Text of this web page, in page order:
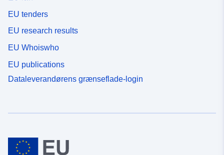
EU tenders
EU research results
EU Whoiswho
EU publications
Dataleverandørens grænseflade-login